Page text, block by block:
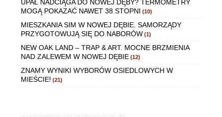
UPAŁ NADCIĄGA DO NOWEJ DĘBY? TERMOMETRY
MOGĄ POKAZAĆ NAWET 38 STOPNI (10)
MIESZKANIA SIM W NOWEJ DĘBIE. SAMORZĄDY
PRZYGOTOWUJĄ SIĘ DO NABORÓW (1)
NEW OAK LAND – TRAP & ART. MOCNE BRZMIENIA
NAD ZALEWEM W NOWEJ DĘBIE (12)
ZNAMY WYNIKI WYBORÓW OSIEDLOWYCH W
MIEŚCIE! (21)